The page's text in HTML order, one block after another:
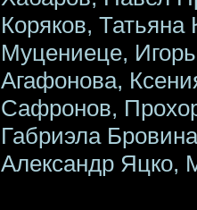
Коряков, Татьяна
Муцениеце,
Агафонова,
Сафронов,
Габриэла
Александр Яцко,